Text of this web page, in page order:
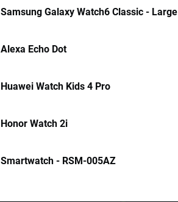
Samsung Galaxy Watch6 Classic - Large
Alexa Echo Dot
Huawei Watch Kids 4 Pro
Honor Watch 2i
Smartwatch - RSM-005AZ